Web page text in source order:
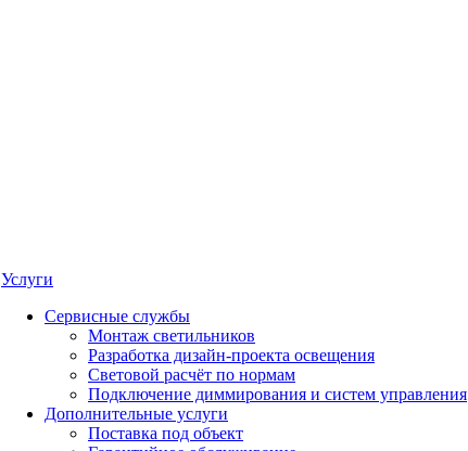
Услуги
Сервисные службы
Монтаж светильников
Разработка дизайн-проекта освещения
Световой расчёт по нормам
Подключение диммирования и систем управления
Дополнительные услуги
Поставка под объект